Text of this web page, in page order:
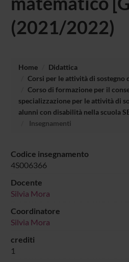
(2021/2022)
Home
Didattica
Corsi per le attività di sostegno
Corso di formazione per il
specializzazione per le attività di
alunni con disabilità nella scuola
Insegnamenti
Codice insegnamento
4S006366
Docente
Silvia Mora
Coordinatore
Silvia Mora
crediti
1